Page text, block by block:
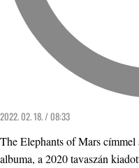
2022. 02. 18. / 08:33
The Elephants of Mars
albuma, a 2020 tavaszán